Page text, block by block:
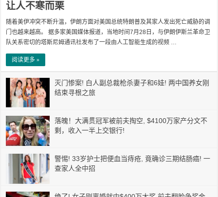
让人不寒而栗
随着美伊冲突不断升温，伊朗方面对美国总统特朗普及其家人发出死亡威胁的调
门也越来越高。 据多家美国媒体报道，当地时间7月28日，与伊朗伊斯兰革命卫
队关系密切的塔斯尼姆通讯社发布了一段由人工智能生成的视频 …
阅读更多 »
灭门惨案! 白人副总裁枪杀妻子和6娃! 两中国养女刚
结束寻根之旅
落魄！大满贯冠军被前夫掏空, $4100万家产分文不
剩，收入一半上交银行!
警惕! 33岁护士把便血当痔疮, 竟确诊三期结肠癌! 一
查家人全中招